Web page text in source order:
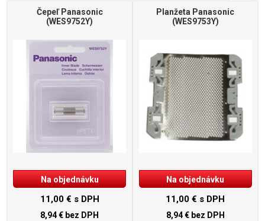
Čepeľ Panasonic
(WES9752Y)
Na objednávku
11,00 € s DPH
8,94 € bez DPH
Planžeta Panasonic
(WES9753Y)
Na objednávku
11,00 € s DPH
8,94 € bez DPH